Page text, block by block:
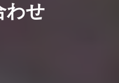
わせ